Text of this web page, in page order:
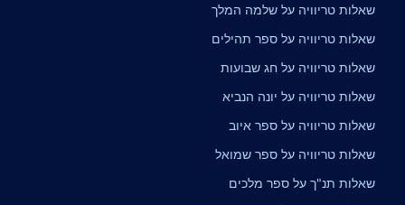
שאלות טריוויה על שלמה המלך
שאלות טריוויה על ספר תהילים
שאלות טריוויה על חג שבועות
שאלות טריוויה על יונה הנביא
שאלות טריוויה על ספר איוב
שאלות טריוויה על ספר שמואל
שאלות תנ"ך על ספר מלכים